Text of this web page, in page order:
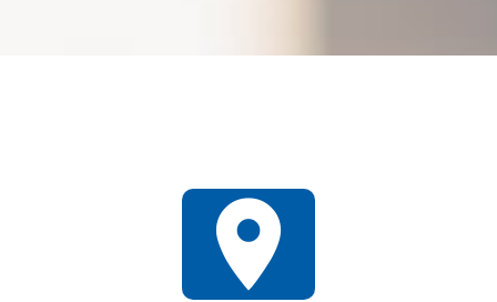
location_on